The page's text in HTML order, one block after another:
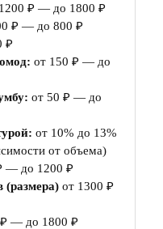
₽ — до 1800 ₽
₽ — до 800 ₽
₽
от 150 ₽ — до
от 50 ₽ — до
от 10% до 13%
от объема)
— до 1200 ₽
(размера) от 1300 ₽
₽ — до 1800 ₽